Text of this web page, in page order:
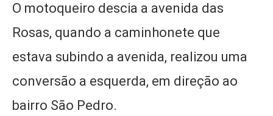
O motoqueiro descia a avenida das
Rosas, quando a caminhonete que
estava subindo a avenida, realizou uma
conversão a esquerda, em direção ao
bairro São Pedro.